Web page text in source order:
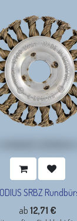
SRBZ
ab 12,71 €